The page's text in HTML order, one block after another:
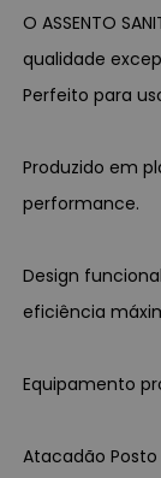
O ASSENTO
qualidade
Perfeito para
Produzido em
performance.
Design
eficiência
Equipamento
Atacadão